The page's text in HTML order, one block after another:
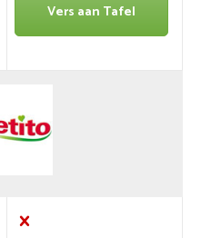
Vers aan Tafel